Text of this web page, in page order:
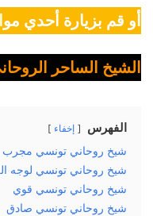
أو قم بزيارة أحدي
الشيخ الساحر
الفهرس إخفاء
شيخ روحاني تونسي مجرب
شيخ روحاني تونسي لوجه
شيخ روحاني تونسي قوي
شيخ روحاني تونسي صادق